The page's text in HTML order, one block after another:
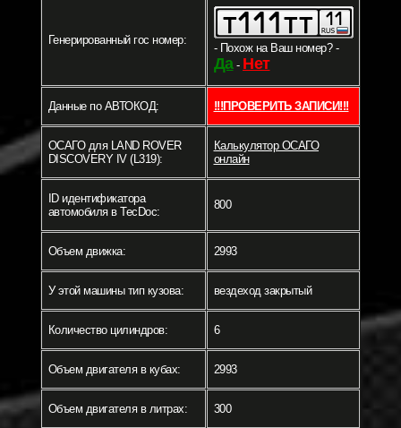
Генерированный гос номер:
- Похож на Ваш номер? -
Да- Нет
Данные по АВТОКОД: !!!ПРОВЕРИТЬ ЗАПИСИ!!!
ОСАГО для LAND ROVER
DISCOVERY IV (L319):
Калькулятор ОСАГО
онлайн
ID идентификатора
автомобиля в TecDoc:
800
Объем движка: 2993
У этой машины тип кузова: вездеход закрытый
Количество цилиндров: 6
Объем двигателя в кубах: 2993
Объем двигателя в литрах: 300